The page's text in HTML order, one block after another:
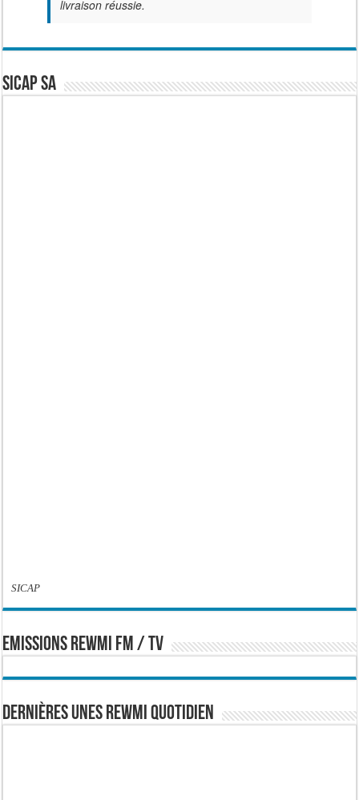
livraison réussie.
SICAP SA
SICAP
EMISSIONS REWMI FM / TV
Dernières Unes Rewmi Quotidien